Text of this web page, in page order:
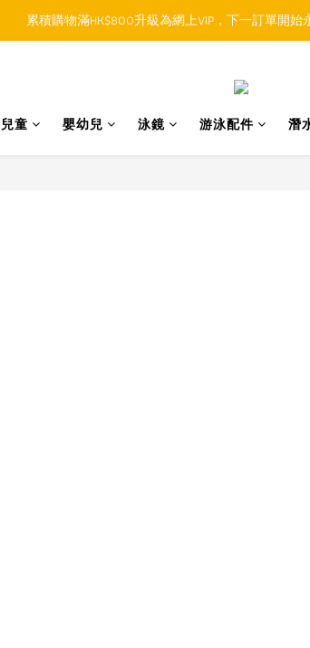
順豐香港SFHK APP取件通知功能將
累積購物滿HK$800升級為網上VIP，下一訂單開
兒童 嬰幼兒 泳鏡 游泳配件 潛